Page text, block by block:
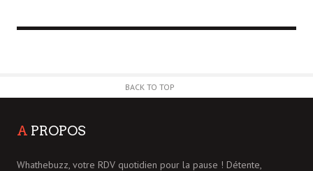
BACK TO TOP
A PROPOS
Whathebuzz, votre RDV quotidien pour la pause ! Détente,